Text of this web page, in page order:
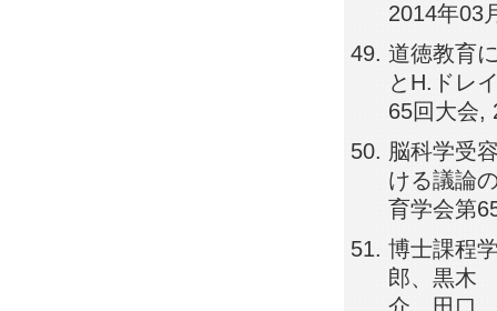
2014年03
道徳教育
とH.ドレ
65回大会,
脳科学受
ける議論
育学会第
博士課程
郎、黒木